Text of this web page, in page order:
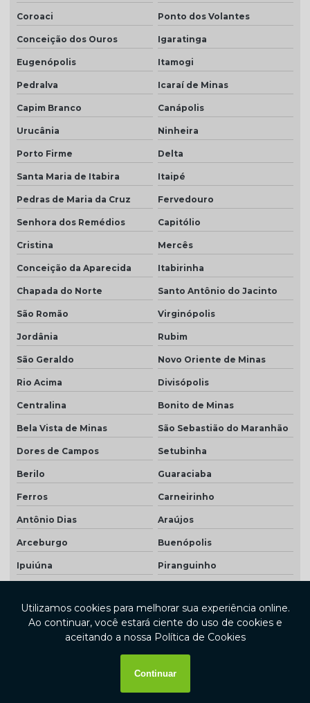
Coroaci Ponto dos Volantes
Conceição dos Ouros Igaratinga
Eugenópolis Itamogi
Pedralva Icaraí de Minas
Capim Branco Canápolis
Urucânia Ninheira
Porto Firme Delta
Santa Maria de Itabira Itaipé
Pedras de Maria da Cruz Fervedouro
Senhora dos Remédios Capitólio
Cristina Mercês
Conceição da Aparecida Itabirinha
Chapada do Norte Santo Antônio do Jacinto
São Romão Virginópolis
Jordânia Rubim
São Geraldo Novo Oriente de Minas
Rio Acima Divisópolis
Centralina Bonito de Minas
Bela Vista de Minas São Sebastião do Maranhão
Dores de Campos Setubinha
Berilo Guaraciaba
Ferros Carneirinho
Antônio Dias Araújos
Arceburgo Buenópolis
Ipuiúna Piranguinho
Morada Nova de Minas Prados
Santana do Manhuaçu
Miradouro
Caputira